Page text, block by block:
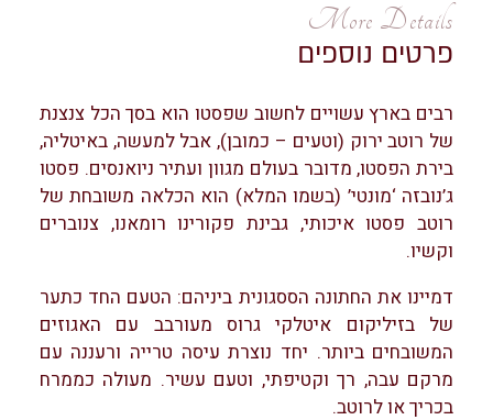
More Details
פרטים נוספים
רבים בארץ עשויים לחשוב שפסטו הוא בסך הכל צנצנת
של רוטב ירוק (וטעים – כמובן), אבל למעשה, באיטליה,
בירת הפסטו, מדובר בעולם מגוון ועתיר ניואנסים. פסטו
ג’נובזה ‘מונטי’ (בשמו המלא) הוא הכלאה משובחת של
רוטב פסטו איכותי, גבינת פקורינו רומאנו, צנוברים
וקשיו.
דמיינו את החתונה הססגונית ביניהם: הטעם החד כתער
של בזיליקום איטלקי גרוס מעורבב עם האגוזים
המשובחים ביותר. יחד נוצרת עיסה טרייה ורעננה עם
מרקם עבה, רך וקטיפתי, וטעם עשיר. מעולה כממרח
בכריך או לרוטב.